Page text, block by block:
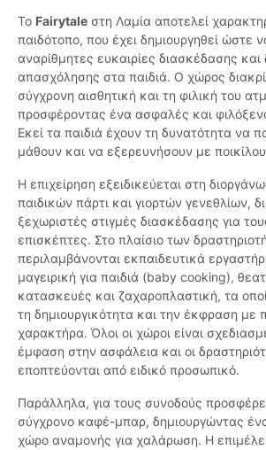
Το Fairytale στη Λαμία αποτελεί
παιδότοπο, που έχει δημιουργηθεί ώστε
αναρίθμητες ευκαιρίες διασκέδασης και
απασχόλησης στα παιδιά. Ο χώρος
σύγχρονη αισθητική και τη φιλική του
προσφέροντας ένα ασφαλές και
Εκεί τα παιδιά έχουν τη δυνατότητα να
μάθουν και να εξερευνήσουν με
Η επιχείρηση εξειδικεύεται στη
παιδικών πάρτι και γιορτών γενεθλίων,
ξεχωριστές στιγμές διασκέδασης για
επισκέπτες. Στο πλαίσιο των
περιλαμβάνονται εκπαιδευτικά
μαγειρική για παιδιά (baby cooking),
κατασκευές και ζαχαροπλαστική, τα
τη δημιουργικότητα και την έκφραση με
χαρακτήρα. Όλοι οι χώροι είναι
έμφαση στην ασφάλεια και οι
εποπτεύονται από ειδικό προσωπικό.
Παράλληλα, για τους συνοδούς
σύγχρονο καφέ-μπαρ, δημιουργώντας
χώρο αναμονής για χαλάρωση. Η